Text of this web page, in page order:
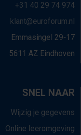
+31 40 29 74 974
klant@euroforum.nl
Emmasingel 29-17
5611 AZ Eindhoven
SNEL NAAR
Wijzig je gegevens
Online leeromgeving